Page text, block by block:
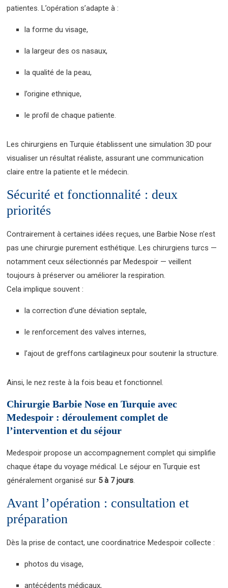
patientes. L’opération s’adapte à :
la forme du visage,
la largeur des os nasaux,
la qualité de la peau,
l’origine ethnique,
le profil de chaque patiente.
Les chirurgiens en Turquie établissent une simulation 3D pour
visualiser un résultat réaliste, assurant une communication
claire entre la patiente et le médecin.
Sécurité et fonctionnalité : deux
priorités
Contrairement à certaines idées reçues, une Barbie Nose n’est
pas une chirurgie purement esthétique. Les chirurgiens turcs —
notamment ceux sélectionnés par Medespoir — veillent
toujours à préserver ou améliorer la respiration.
Cela implique souvent :
la correction d’une déviation septale,
le renforcement des valves internes,
l’ajout de greffons cartilagineux pour soutenir la structure.
Ainsi, le nez reste à la fois beau et fonctionnel.
Chirurgie Barbie Nose en Turquie avec
Medespoir : déroulement complet de
l’intervention et du séjour
Medespoir propose un accompagnement complet qui simplifie
chaque étape du voyage médical. Le séjour en Turquie est
généralement organisé sur 5 à 7 jours.
Avant l’opération : consultation et
préparation
Dès la prise de contact, une coordinatrice Medespoir collecte :
photos du visage,
antécédents médicaux,